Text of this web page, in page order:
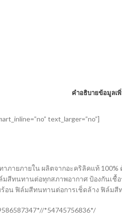
คำอธิบายข้อมูลเ
text_larger=”no”]
ภายภายใน ผลิตจากอะคริลิคแท้
ทนทานต่อทุกสภาพอากาศ ป้องกันเชื้
น ฟิล์มสีทนทานต่อการเช็ดล้าง ฟิล์ม
*54745756836*/